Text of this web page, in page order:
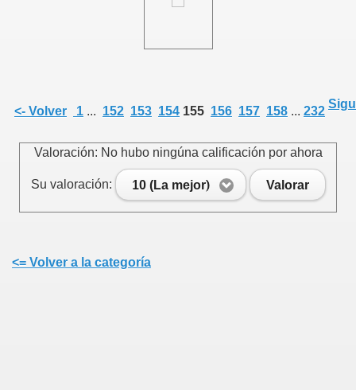
<- Volver 1 ... 152 153 154 155 156 157 158 ... 232
Valoración: No hubo ningúna calificación por ahora
Su valoración: 10 (La mejor) Valorar
<= Volver a la categoría